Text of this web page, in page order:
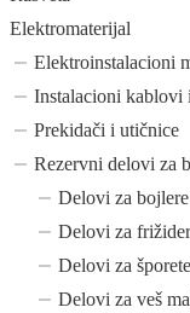
Elektromaterijal
Elektroinstalacioni
Instalacioni kablovi
Prekidači i utičnice
Rezervni delovi za
Delovi za bojlere
Delovi za
Delovi za
Delovi za veš